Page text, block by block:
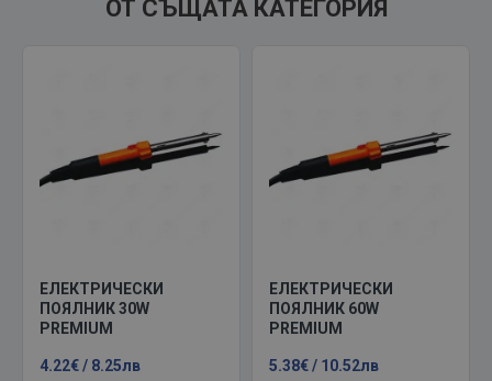
ОТ СЪЩАТА КАТЕГОРИЯ
ЕЛЕКТРИЧЕСКИ
ПОЯЛНИК 30W
PREMIUM
4.22€ / 8.25лв
ЕЛЕКТРИЧЕСКИ
ПОЯЛНИК 60W
PREMIUM
5.38€ / 10.52лв